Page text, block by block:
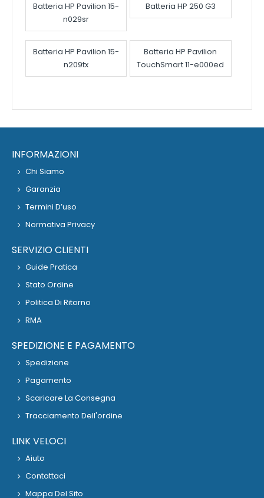
Batteria HP Pavilion 15-
n029sr
Batteria HP 250 G3
Batteria HP Pavilion 15-
n209tx
Batteria HP Pavilion
TouchSmart 11-e000ed
INFORMAZIONI
Chi Siamo
Garanzia
Termini D’uso
Normativa Privacy
SERVIZIO CLIENTI
Guide Pratica
Stato Ordine
Politica Di Ritorno
RMA
SPEDIZIONE E PAGAMENTO
Spedizione
Pagamento
Scaricare La Consegna
Tracciamento Dell'ordine
LINK VELOCI
Aiuto
Contattaci
Mappa Del Sito